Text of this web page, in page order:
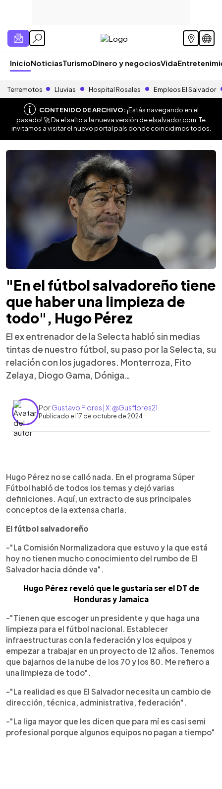
InicioNoticiasTurismoDinero y negociosVida
Terremotos Lluvias Hospital Rosales Empleos El Salvador
CONTENIDO DE ARCHIVO:¡Estás navegando en el
pasado! 🚀 Da el salto a la nueva versión deelsalvador.com . Te
invitamos a visitar el nuevo portal país donde coincidimos todos.
"En el fútbol salvadoreño tiene
que haber una limpieza de
todo", Hugo Pérez
El ex entrenador de la Selecta habló sin medias
tintas de nuestro fútbol, su paso por la Selecta, su
relación con los jugadores. Monterroza, Fito
Zelaya, Diogo Gama, Dóniga…
PorGustavo Flores | X: @Gusflores21
Publicado el 17 de octubre de 2024
► Escuchar artículo
Hugo Pérez no se calló nada. En el programa Súper
Fútbol habló de todos los temas y dejó varias
definiciones. Aquí, un extracto de sus principales
conceptos de la extensa charla.
El fútbol salvadoreño
-"La Comisión Normalizadora que estuvo y la que está
hoy no tienen mucho conocimiento del rumbo de El
Salvador hacia dónde va".
Hugo Pérez reveló que le gustaría ser el DT de
Honduras y Jamaica
-"Tienen que escoger un presidente y que haga una
limpieza para el fútbol nacional. Establecer
infraestructuras con la federación y los equipos y
empezar a trabajar en un proyecto de 12 años. Tenemos
que bajarnos de la nube de los 70 y los 80. Me refiero a
una limpieza de todo".
-"La realidad es que El Salvador necesita un cambio de
dirección, técnica, administrativa, federación".
-"La liga mayor que les dicen que para mí es casi semi
profesional porque algunos equipos no pagan a tiempo"